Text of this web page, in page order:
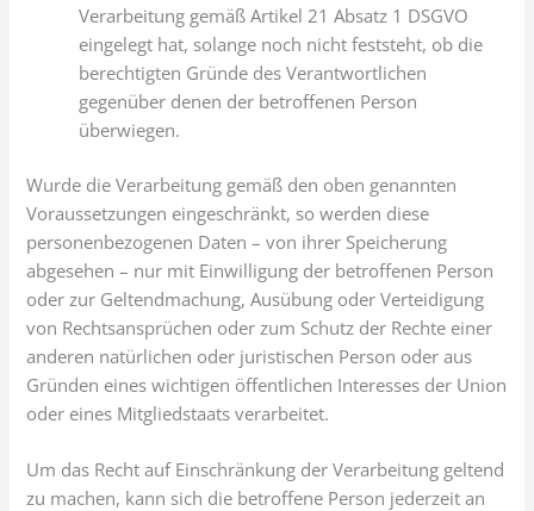
Verarbeitung gemäß Artikel 21 Absatz 1 DSGVO
eingelegt hat, solange noch nicht feststeht, ob die
berechtigten Gründe des Verantwortlichen
gegenüber denen der betroffenen Person
überwiegen.
Wurde die Verarbeitung gemäß den oben genannten
Voraussetzungen eingeschränkt, so werden diese
personenbezogenen Daten – von ihrer Speicherung
abgesehen – nur mit Einwilligung der betroffenen Person
oder zur Geltendmachung, Ausübung oder Verteidigung
von Rechtsansprüchen oder zum Schutz der Rechte einer
anderen natürlichen oder juristischen Person oder aus
Gründen eines wichtigen öffentlichen Interesses der Union
oder eines Mitgliedstaats verarbeitet.
Um das Recht auf Einschränkung der Verarbeitung geltend
zu machen, kann sich die betroffene Person jederzeit an